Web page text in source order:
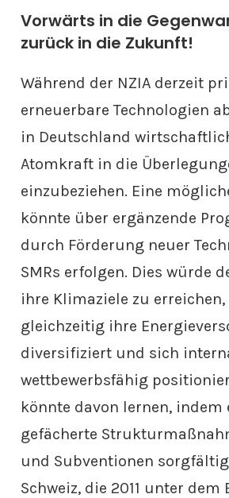
Vorwärts in die
zurück in die Zukunft!
Während der NZIA derzeit
erneuerbare Technologien
in Deutschland
Atomkraft in die
einzubeziehen. Eine
könnte über ergänzende
durch Förderung neuer
SMRs erfolgen. Dies würde
ihre Klimaziele zu
gleichzeitig ihre
diversifiziert und sich
wettbewerbsfähig
könnte davon lernen, indem
gefächerte
und Subventionen
Schweiz, die 2011 unter